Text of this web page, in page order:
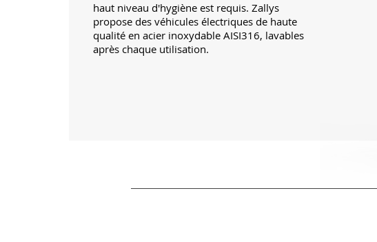
haut niveau d'hygiène est requis. Zallys
propose des véhicules électriques de haute
qualité en acier inoxydable AISI316, lavables
après chaque utilisation.